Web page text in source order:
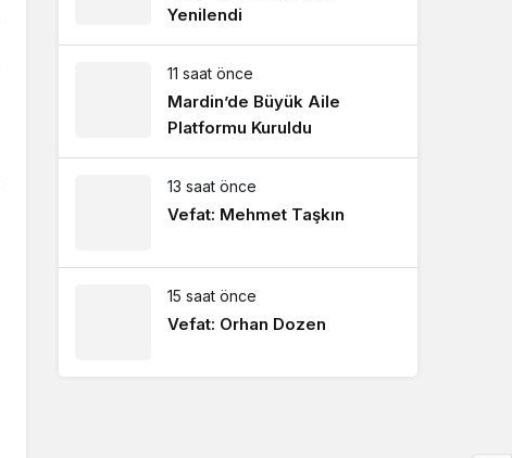
Yenilendi
11 saat önce
Mardin’de Büyük Aile
Platformu Kuruldu
13 saat önce
Vefat: Mehmet Taşkın
15 saat önce
Vefat: Orhan Dozen